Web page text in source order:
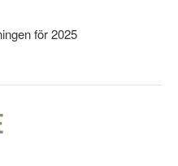
för 2025